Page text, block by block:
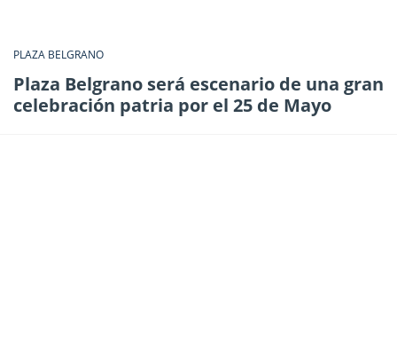
PLAZA BELGRANO
Plaza Belgrano será escenario de una gran
celebración patria por el 25 de Mayo